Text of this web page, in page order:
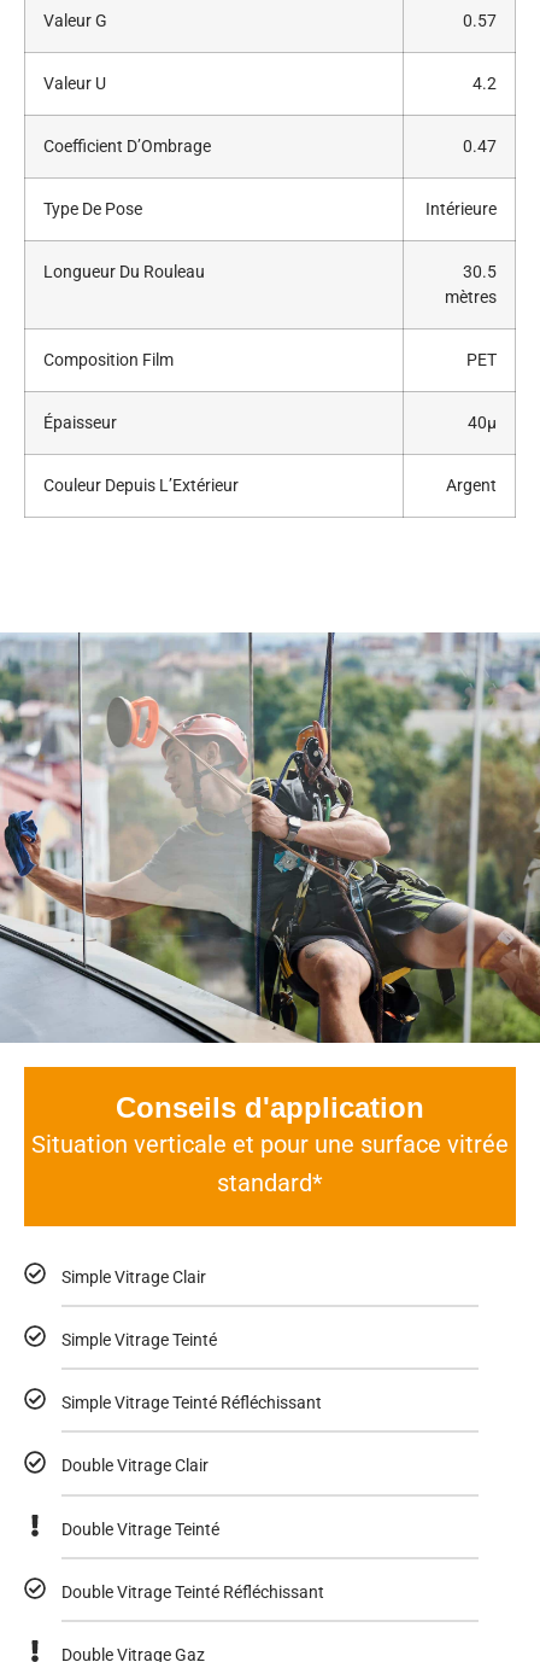
Valeur G 0.57
Valeur U 4.2
Coefficient D’Ombrage 0.47
Type De Pose Intérieure
Longueur Du Rouleau
30.5
mètres
Composition Film PET
Épaisseur 40μ
Couleur Depuis L’Extérieur Argent
Conseils d'application
Situation verticale et pour une surface vitrée
standard*
Simple Vitrage Clair
Simple Vitrage Teinté
Simple Vitrage Teinté Réfléchissant
Double Vitrage Clair
Double Vitrage Teinté
Double Vitrage Teinté Réfléchissant
Double Vitrage Gaz